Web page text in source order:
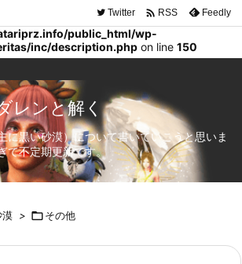
array offset on false in
public_html/wp-
inc/description.php on line 150
Twitter  RSS Feedly
レンと解く
に黒い砂漠）について書いていこうと思いま
て不定期更新です。
漠 > その他